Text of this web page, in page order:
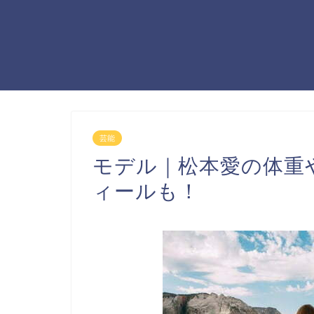
芸能
モデル｜松本愛の体
ィールも！